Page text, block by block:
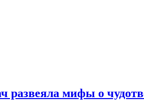
развеяла мифы о